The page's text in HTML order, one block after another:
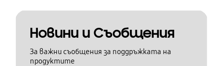
Новини и Съобщения
За важни съобщения за поддръжката на
продуктите